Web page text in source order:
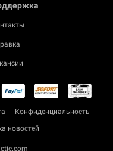
Конфиденциальность
новостей